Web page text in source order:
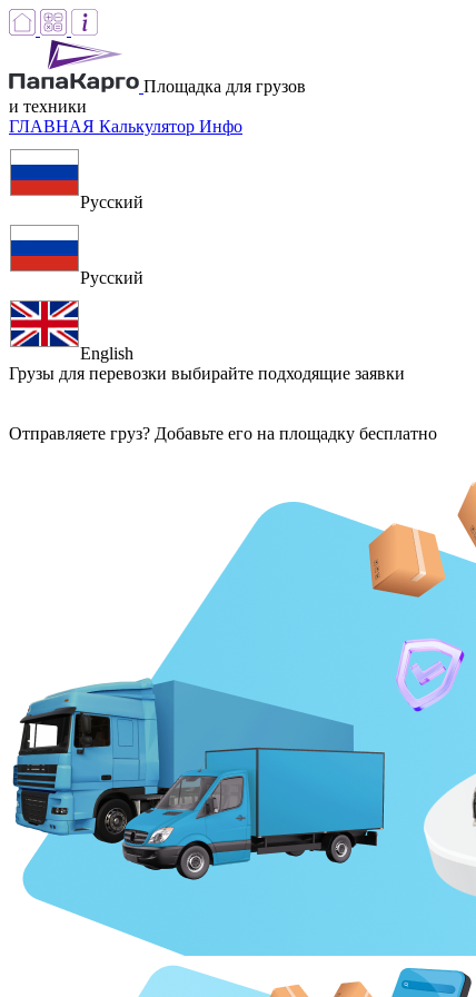
Площадка для грузов
и техники
ГЛАВНАЯ Калькулятор Инфо
Русский
Русский
English
Грузы для перевозки выбирайте подходящие заявки
Отправляете груз? Добавьте его на площадку бесплатно